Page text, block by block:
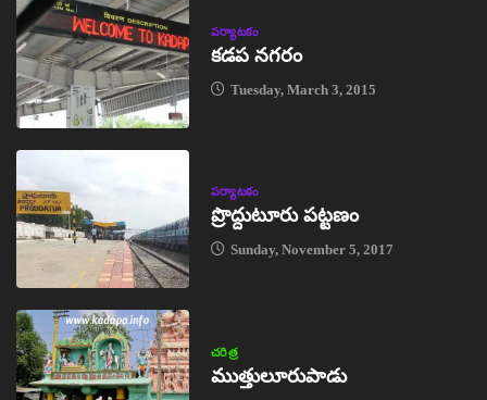
పర్యాటకం
కడప నగరం
Tuesday, March 3, 2015
పర్యాటకం
ప్రొద్దుటూరు పట్టణం
Sunday, November 5, 2017
చరిత్ర
ముత్తులూరుపాడు